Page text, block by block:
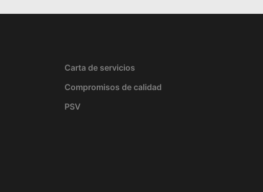
Carta de servicios
Compromisos de calidad
PSV